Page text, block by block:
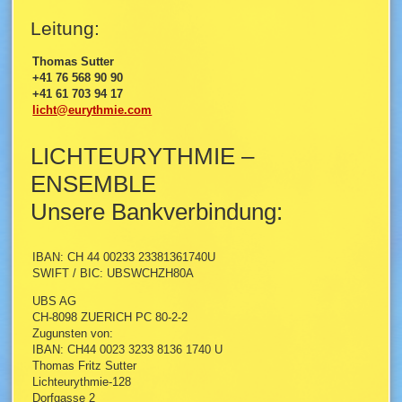
Leitung:
Thomas Sutter
+41 76 568 90 90
+41 61 703 94 17
licht@eurythmie.com
LICHTEURYTHMIE –
ENSEMBLE
Unsere Bankverbindung:
IBAN: CH 44 00233 23381361740U
SWIFT / BIC: UBSWCHZH80A
UBS AG
CH-8098 ZUERICH PC 80-2-2
Zugunsten von:
IBAN: CH44 0023 3233 8136 1740 U
Thomas Fritz Sutter
Lichteurythmie-128
Dorfgasse 2